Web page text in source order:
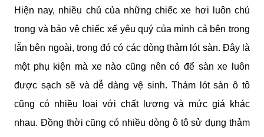
Hiện nay, nhiều chủ của những chiếc xe hơi luôn chú
trọng và bảo vệ chiếc xế yêu quý của mình cả bên trong
lẫn bên ngoài, trong đó có các dòng thảm lót sàn. Đây là
một phụ kiện mà xe nào cũng nên có để sàn xe luôn
được sạch sẽ và dễ dàng vệ sinh. Thảm lót sàn ô tô
cũng có nhiều loại với chất lượng và mức giá khác
nhau. Đồng thời cũng có nhiều dòng ô tô sử dụng thảm